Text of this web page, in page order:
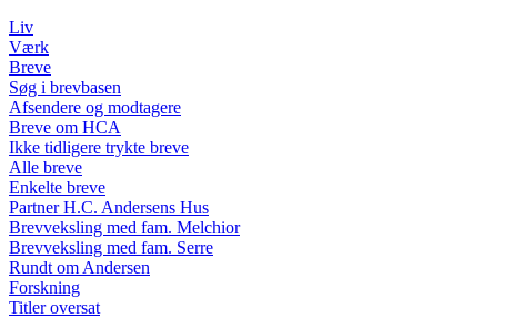
Liv
Værk
Breve
Søg i brevbasen
Afsendere og modtagere
Breve om HCA
Ikke tidligere trykte breve
Alle breve
Enkelte breve
Partner H.C. Andersens Hus
Brevveksling med fam. Melchior
Brevveksling med fam. Serre
Rundt om Andersen
Forskning
Titler oversat